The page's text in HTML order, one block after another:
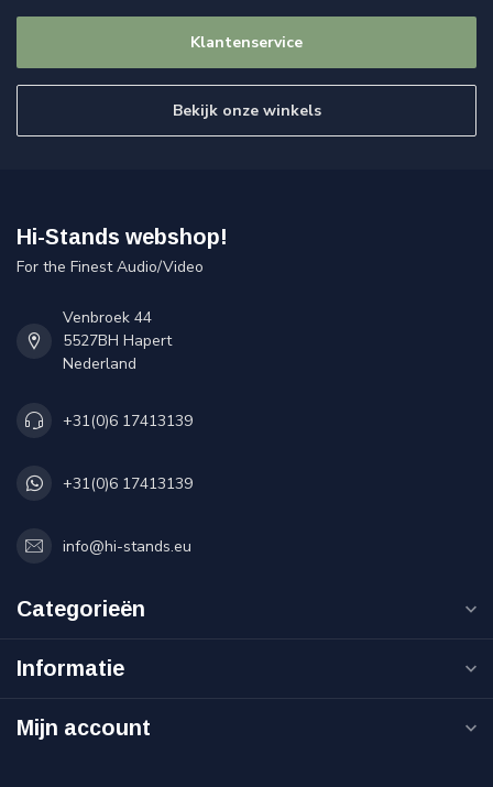
Klantenservice
Bekijk onze winkels
Hi-Stands webshop!
For the Finest Audio/Video
Venbroek 44
5527BH Hapert
Nederland
+31(0)6 17413139
+31(0)6 17413139
info@hi-stands.eu
Categorieën
Informatie
Mijn account